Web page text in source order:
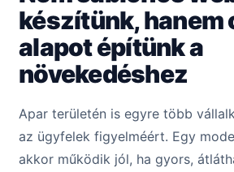
készítünk, hanem
alapot építünk a
növekedéshez
Apar területén is egyre több
az ügyfelek figyelméért. Egy
akkor működik jól, ha gyors,